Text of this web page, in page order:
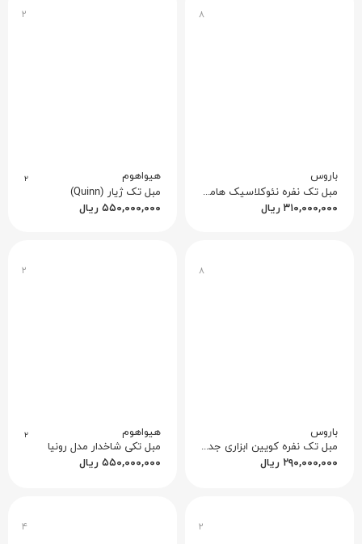
۸
باروس
مبل تک نفره نئوکلاسیک هامین (مائده)
۳۱۰,۰۰۰,۰۰۰ ریال
۲
هیواهوم ۲
مبل تک ژیار (Quinn)
۵۵۰,۰۰۰,۰۰۰ ریال
۸
باروس
مبل تک نفره کویین ابزاری جدید
۲۹۰,۰۰۰,۰۰۰ ریال
۲
هیواهوم ۲
مبل تکی شاخدار مدل رونیا
۵۵۰,۰۰۰,۰۰۰ ریال
۲ ۴